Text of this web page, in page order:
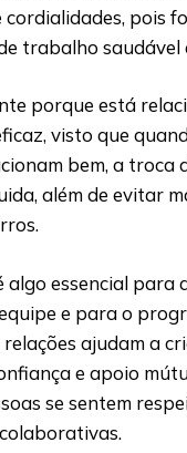
pois
trabalho saudável
porque está
visto que
bem, a troca
além de evitar
algo essencial para
e para o
ajudam a
e apoio
se sentem